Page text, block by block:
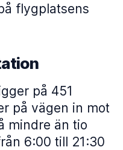
flygplatsens
på 451
på vägen in mot
mindre än tio
6:00 till 21:30